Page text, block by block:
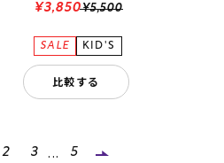
¥5,500
¥3,850
比較する
2 3 ... 5